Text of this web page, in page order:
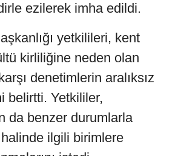
ezilerek imha edildi.
yetkilileri, kent
kirliliğine neden olan
denetimlerin aralıksız
belirtti. Yetkililer,
da benzer durumlarla
halinde ilgili birimlere